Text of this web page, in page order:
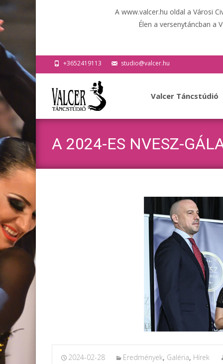
A www.valcer.hu oldal a Városi
Élen a versenytáncban a
+3652419113 studio@valcer.hu
Valcer Táncstúdió
A 2024-ES NVESZ-
2024-02-28 Eredmények, Galéria, Hírek